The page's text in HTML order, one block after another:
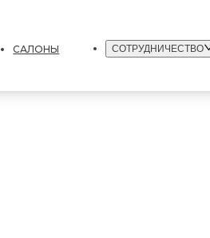
САЛОНЫ СОТРУДНИЧЕСТВО